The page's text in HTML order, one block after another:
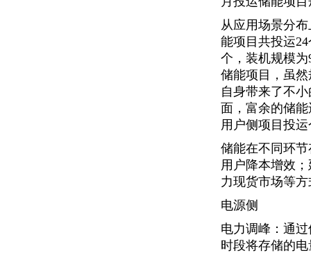
从应用场景分
能项目共投运
个，装机规模
储能项目，虽
自身带来了不
面，富余的储
用户侧项目投
储能在不同环
用户降本增效
力现货市场等
电源侧
电力调峰：通
时段将存储的